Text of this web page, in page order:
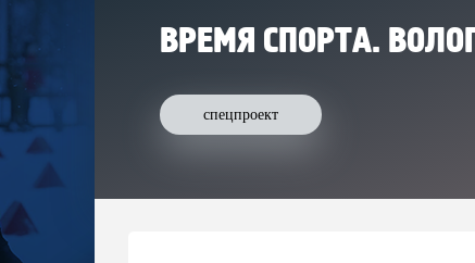
ВРЕМЯ СПОРТА.
спецпроект